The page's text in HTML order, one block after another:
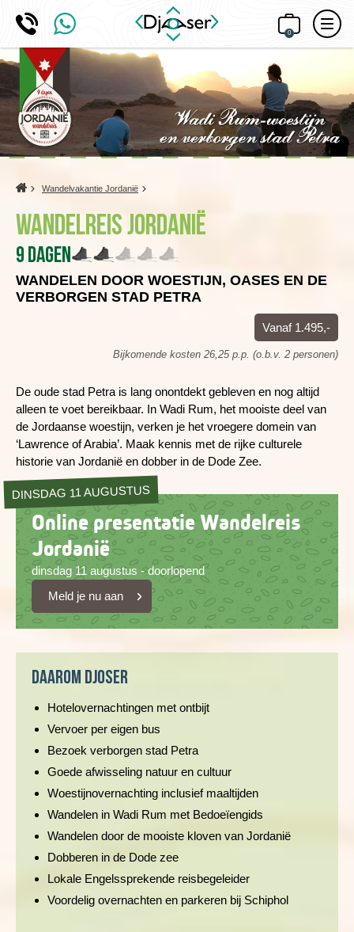
0
Home Wandelvakantie Jordanië
Wandelreis Jordanië
9 dagen
WANDELEN DOOR WOESTIJN, OASES EN DE
VERBORGEN STAD PETRA
Vanaf 1.495,-
Bijkomende kosten 26,25 p.p. (o.b.v. 2 personen)
De oude stad Petra is lang onontdekt gebleven en nog altijd
alleen te voet bereikbaar. In Wadi Rum, het mooiste deel van
de Jordaanse woestijn, verken je het vroegere domein van
‘Lawrence of Arabia’. Maak kennis met de rijke culturele
historie van Jordanië en dobber in de Dode Zee.
DINSDAG 11 AUGUSTUS
Online presentatie Wandelreis
Jordanië
dinsdag 11 augustus - doorlopend
Meld je nu aan
Daarom Djoser
Hotelovernachtingen met ontbijt
Vervoer per eigen bus
Bezoek verborgen stad Petra
Goede afwisseling natuur en cultuur
Woestijnovernachting inclusief maaltijden
Wandelen in Wadi Rum met Bedoeïengids
Wandelen door de mooiste kloven van Jordanië
Dobberen in de Dode zee
Lokale Engelssprekende reisbegeleider
Voordelig overnachten en parkeren bij Schiphol